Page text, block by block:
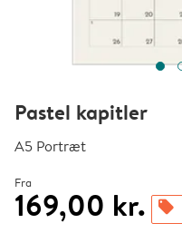
Pastel kapitler
A5 Portræt
Fra
169,00 kr. offers